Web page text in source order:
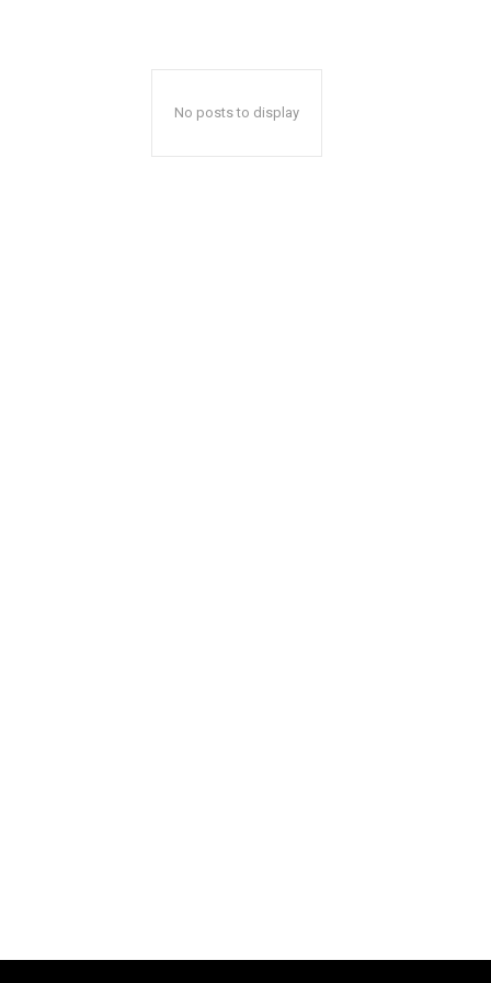
No posts to display